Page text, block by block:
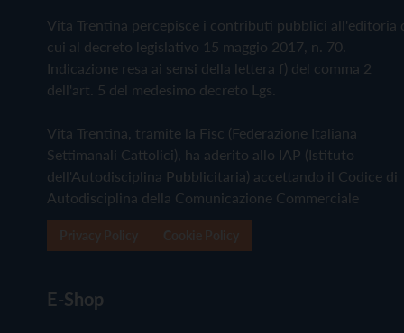
Vita Trentina percepisce i contributi pubblici all'editoria
cui al decreto legislativo 15 maggio 2017, n. 70.
Indicazione resa ai sensi della lettera f) del comma 2
dell'art. 5 del medesimo decreto Lgs.
Vita Trentina, tramite la Fisc (Federazione Italiana
Settimanali Cattolici), ha aderito allo IAP (Istituto
dell'Autodisciplina Pubblicitaria) accettando il Codice di
Autodisciplina della Comunicazione Commerciale
E-Shop